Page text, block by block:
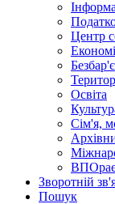
Центр
Освіта
Сім'я,
Зворотній
Пошук